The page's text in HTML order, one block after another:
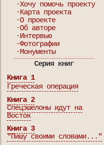
·Хочу помочь проекту
·Карта проекта
·О проекте
·Об авторе
·Интервью
·Фотографии
·Монументы
Серия книг
Книга 1
Греческая операция
Книга 2
Спецэшелоны идут на
Восток
Книга 3
"Пишу своими словами..."